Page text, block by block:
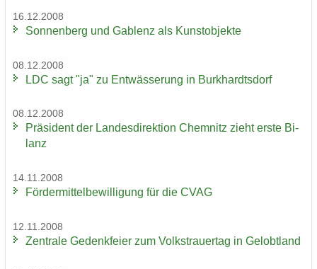
16.12.2008
Son­nen­berg und Gab­lenz als Kunst­ob­jek­te
08.12.2008
LDC sagt "ja" zu Ent­wäs­se­rung in Burk­hardts­dorf
08.12.2008
Prä­si­dent der Lan­des­di­rek­ti­on Chem­nitz zieht erste Bi­
lanz
14.11.2008
För­der­mit­tel­be­wil­li­gung für die CVAG
12.11.2008
Zen­tra­le Ge­denk­fei­er zum Volks­trau­er­tag in Ge­lobt­land